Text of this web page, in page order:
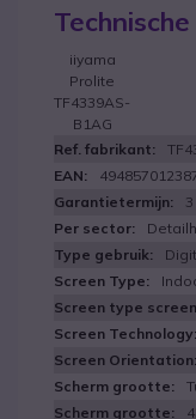
iiyama
Prolite
TF4339AS-
B1AG